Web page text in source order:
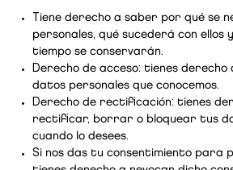
Tiene derecho a saber por qué se
personales, qué sucederá con
tiempo se conservarán.
Derecho de acceso: tienes
datos personales que conocemos.
Derecho de rectificación: tienes
rectificar, borrar o bloquear tus
cuando lo desees.
Si nos das tu consentimiento para